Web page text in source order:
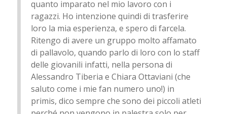
quanto imparato nel mio lavoro con i
ragazzi. Ho intenzione quindi di trasferire
loro la mia esperienza, e spero di farcela.
Ritengo di avere un gruppo molto affamato
di pallavolo, quando parlo di loro con lo staff
delle giovanili infatti, nella persona di
Alessandro Tiberia e Chiara Ottaviani (che
saluto come i mie fan numero uno!) in
primis, dico sempre che sono dei piccoli atleti